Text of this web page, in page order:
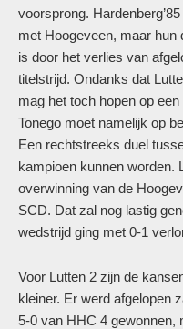
voorsprong.
met Hoogeveen, maar hun
is door het verlies van
titelstrijd. Ondanks dat
mag het toch hopen op
Tonego moet namelijk op
Een rechtstreeks duel
kampioen kunnen worden.
overwinning van de
SCD. Dat zal nog lastig
wedstrijd ging met 0-1
Voor Lutten 2 zijn de
kleiner. Er werd afgelopen
5-0 van HHC 4 gewonnen,